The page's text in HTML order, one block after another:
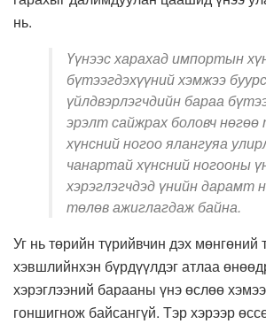
нь.
Үүнээс харахад импортын
бүтээг­дэхүүний хэмжээ
үйлдвэрлэгчдийн бараа
эрэлт сайжрах боловч
хүнсний ногоо ялангуяа
чанартай хүнсний ногооны
хэрэглэгчдэд үнийн дарамт
төлөв ажиглагдаж байна.
Уг нь төрийн түрийвчин дэх мөнгөний
хэвшлийнхэн бүрдүүлдэг атлаа
хэрэглээний барааны үнэ өслөө
гоншигнож байсангүй. Тэр хэрээр